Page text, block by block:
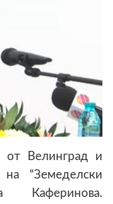
от Велинград и
“Земеделски
Каферинова.